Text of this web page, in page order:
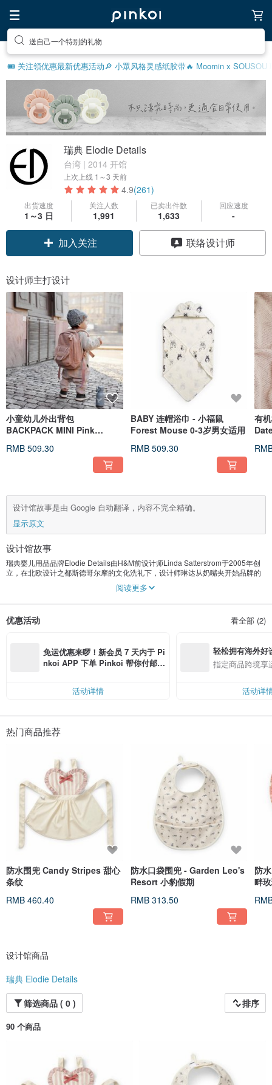
送自己一个特别的礼物
🎟️ 关注領优惠最新优惠活动🔎 小眾风格灵感纸胶带🔥 Moomin x SOUSOU
瑞典 Elodie Details
台湾 | 2014 开馆
上次上线 1～3 天前
4.9(261)
出货速度
1～3 日
关注人数
1,991
已卖出件数
1,633
回应速度
-
加入关注 联络设计师
设计师主打设计
小童幼儿外出背包
BACKPACK MINI Pink
RMB 509.30
BABY 连帽浴巾 - 小福鼠
Forest Mouse 0-3岁男女适用
RMB 509.30
有
设计馆故事是由 Google 自动翻译，内容不完全精确。
显示原文
设计馆故事
瑞典婴儿用品品牌Elodie Details由H&M前设计师Linda Satterstrom于2005年创
立，在北欧设计之都斯德哥尔摩的文化洗礼下，设计师琳达从奶嘴夹开始品牌的
创立，“不该只有单调的实用机能，更应该是小宝贝身上的时尚配件，进而展现爸
妈和小宝贝的生活品味与乐趣。”在Elodie Details超过300种品项的婴幼儿商品
具。
儿用品，不仅实用，更结合时尚美学与生活品味，创造美丽又有趣的时尚配件，
让小宝贝借由穿搭展现独特个性与生活品味。更是受到瑞典皇室的喜爱，成为皇
室新生儿的御用品牌。
阅读更多
优惠活动 看全部 (2)
免运优惠来啰！新会员 7 天内于 Pi
nkoi APP 下单 Pinkoi 帮你付邮
活动详情
轻松拥有海外好
指定商品跨境享
活动详
热门商品推荐
防水围兜 Candy Stripes 甜心
条纹
RMB 460.40
防水口袋围兜 - Garden Leo's
Resort 小豹假期
RMB 313.50
防
畔
设计馆商品
瑞典 Elodie Details
筛选商品 ( 0 )
排序
90 个商品